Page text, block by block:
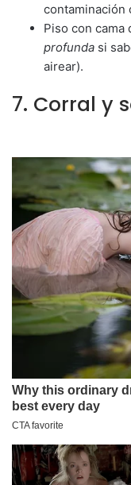
contaminación
Piso con cama
profunda si
airear).
7. Corral y